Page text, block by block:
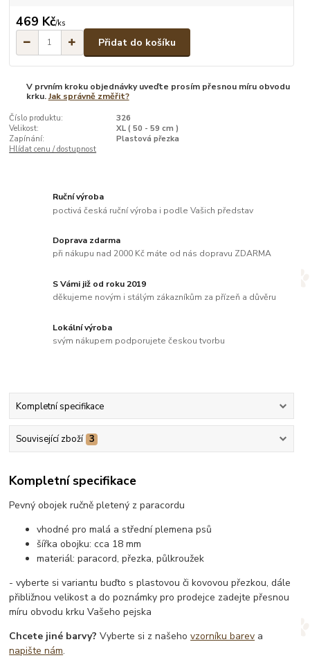
469 Kč/ks
Přidat do košíku
V prvním kroku objednávky uveďte prosím přesnou míru obvodu
krku.Jak správně změřit?
Číslo produktu:
326
Velikost:
XL ( 50 - 59 cm )
Zapínání:
Plastová přezka
Hlídat cenu / dostupnost
Ruční výroba
poctivá česká ruční výroba i podle Vašich představ
Doprava zdarma
při nákupu nad 2000 Kč máte od nás dopravu ZDARMA
S Vámi již od roku 2019
děkujeme novým i stálým zákazníkům za přízeň a důvěru
Lokální výroba
svým nákupem podporujete českou tvorbu
Kompletní specifikace
Související zboží 3
Kompletní specifikace
Pevný obojek ručně pletený z paracordu
vhodné pro malá a střední plemena psů
šířka obojku: cca 18 mm
materiál: paracord, přezka, půlkroužek
- vyberte si variantu buďto s plastovou či kovovou přezkou, dále
přibližnou velikost a do poznámky pro prodejce zadejte přesnou
míru obvodu krku Vašeho pejska
Chcete jiné barvy? Vyberte si z našehovzorníku barev a
napište nám.